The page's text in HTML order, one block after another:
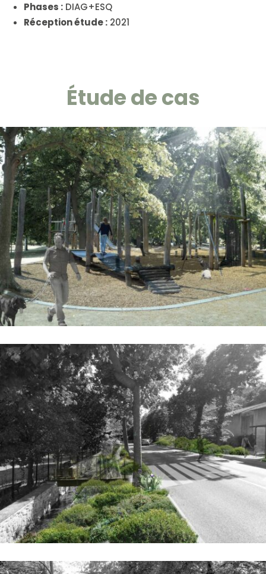
Phases : DIAG+ESQ
Réception étude : 2021
Étude de cas